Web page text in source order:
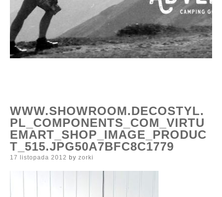
WWW.SHOWROOM.DECOSTYL.
PL_COMPONENTS_COM_VIRTU
EMART_SHOP_IMAGE_PRODUC
T_515.JPG50A7BFC8C1779
Posted
17 listopada 2012 by zorki